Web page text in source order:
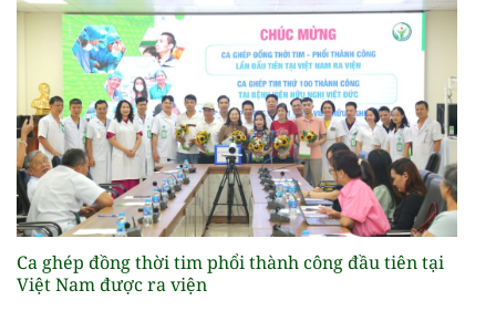
Ca ghép đồng thời tim phổi thành công đầu tiên tại
Việt Nam được ra viện